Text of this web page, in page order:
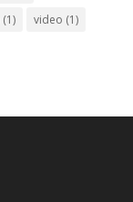
(1) video (1)